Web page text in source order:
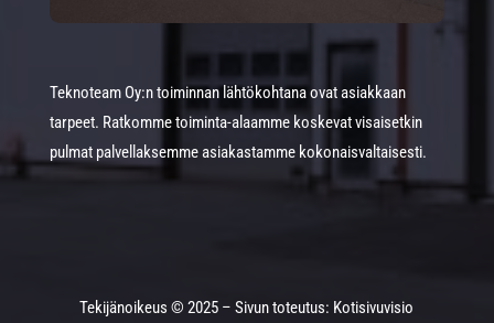
Teknoteam Oy:n toiminnan lähtökohtana ovat asiakkaan
tarpeet. Ratkomme toiminta-alaamme koskevat visaisetkin
pulmat palvellaksemme asiakastamme kokonaisvaltaisesti.
Tekijänoikeus © 2025 – Sivun toteutus: Kotisivuvisio